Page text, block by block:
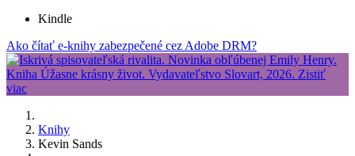
Kindle
Ako čítať e-knihy zabezpečené cez Adobe DRM?
Knihy
Kevin Sands